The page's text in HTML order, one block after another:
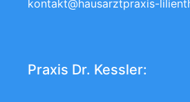
kontakt@hausarztpraxis-
Praxis Dr. Kessler: